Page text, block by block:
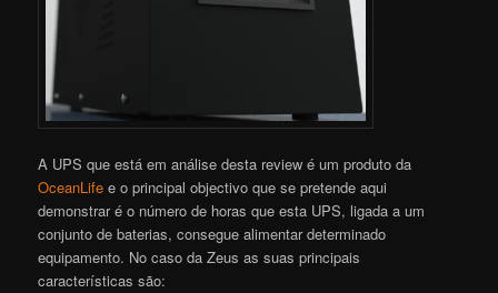
A UPS que está em análise desta review é um produto da
OceanLife e o principal objectivo que se pretende aqui
demonstrar é o número de horas que esta UPS, ligada a um
conjunto de baterias, consegue alimentar determinado
equipamento. No caso da Zeus as suas principais
características são: